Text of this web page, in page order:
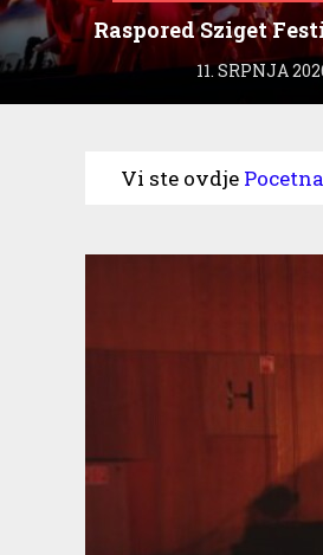
Raspored Sziget
11. SRPNJA
Vi ste ovdje